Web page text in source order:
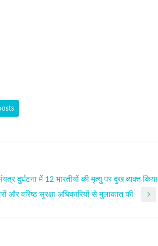
दुर्घटना में 12 भारतीयों की मृत्यु पर दुख व्यक्त किया
और वरिष्ठ सुरक्षा अधिकारियों से मुलाकात की